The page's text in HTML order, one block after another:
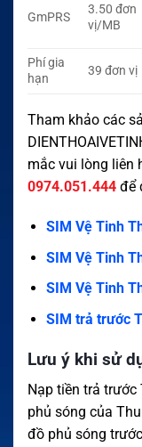
GmPRS
3.50 đơn
vị/MB
Phí gia
hạn
39 đơn vị
Tham khảo các
mắc vui lòng liên
0974.051.444 để
SIM Vệ Tinh
SIM Vệ Tinh
SIM Vệ Tinh
SIM trả trước
Lưu ý khi sử
Nạp tiền trả
phủ sóng của
đồ phủ sóng